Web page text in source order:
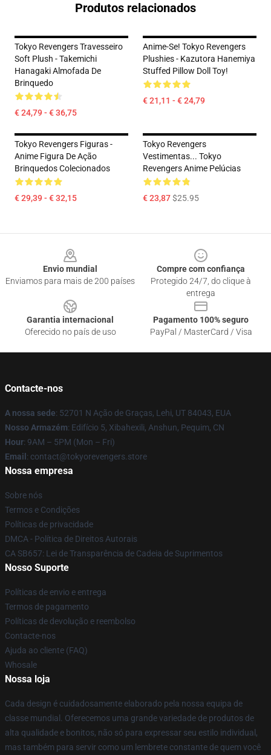
Produtos relacionados
Tokyo Revengers Travesseiro
Soft Plush - Takemichi
Hanagaki Almofada De
Brinquedo
€ 24,79 - € 36,75
Anime-Se! Tokyo Revengers
Plushies - Kazutora Hanemiya
Stuffed Pillow Doll Toy!
€ 21,11 - € 24,79
Tokyo Revengers Figuras -
Anime Figura De Ação
Brinquedos Colecionados
€ 29,39 - € 32,15
Tokyo Revengers
Vestimentas... Tokyo
Revengers Anime Pelúcias
€ 23,87$25.95
Envio mundial
Enviamos para mais de 200 países
Compre com confiança
Protegido 24/7, do clique à
entrega
Garantia internacional
Oferecido no país de uso
Pagamento 100% seguro
PayPal / MasterCard / Visa
Contacte-nos
A nossa sede: 52701 N Ação de Graças, Lehi, UT 84043, EUA
Nosso Armazém: Edifício 5, Xibahexili, Anshun, Pequim, CN
Hour: 9AM – 5PM (Mon – Fri)
Email : contact@tokyorevengers.store
Nossa empresa
Sobre nós
Termos e Condições
Políticas de privacidade
DMCA - Política de Direitos Autorais
CA SB657: Lei de Transparência de Cadeia de Suprimentos
Nosso Suporte
Políticas de envio e entrega
Termos de pagamento
Políticas de devolução e reembolso
Contacte-nos
Ajuda ao cliente (FAQ)
Whosale
Nossa loja
Cada design é cuidadosamente elaborado pela nossa equipa de
classe mundial. Oferecemos uma grande variedade de produtos de
alta qualidade e bonitos, não só para expressar seu estilo individual,
mas também para servir como um lembrete constante de quem você